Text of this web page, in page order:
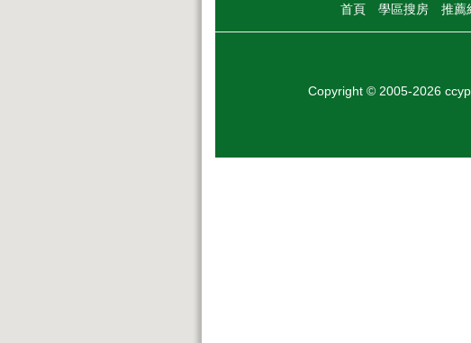
首頁 學區搜房 推薦
Copyright © 2005-2026